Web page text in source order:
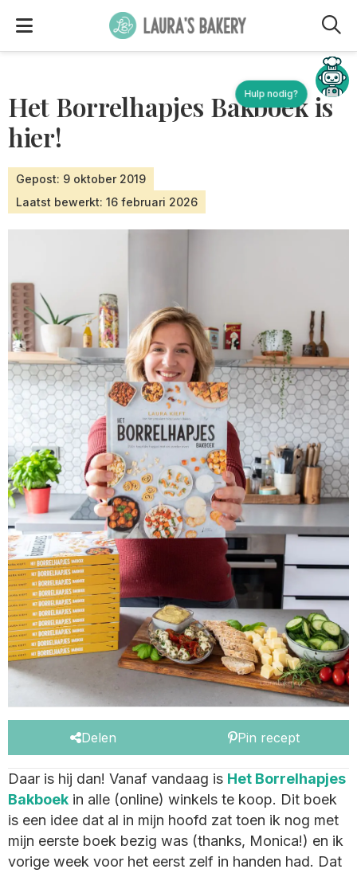
Het Borrelhapjes Bakboek is
hier!
Gepost: 9 oktober 2019
Laatst bewerkt: 16 februari 2026
Delen Pin recept
Daar is hij dan! Vanaf vandaag is Het Borrelhapjes
Bakboek in alle (online) winkels te koop. Dit boek
is een idee dat al in mijn hoofd zat toen ik nog met
mijn eerste boek bezig was (thanks, Monica!) en ik
vorige week voor het eerst zelf in handen had. Dat
Hulp nodig?